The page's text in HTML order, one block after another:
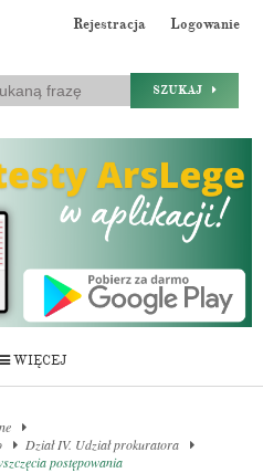
Rejestracja Logowanie
SZUKAJ
WIĘCEJ
Dział IV. Udział prokuratora
postępowania